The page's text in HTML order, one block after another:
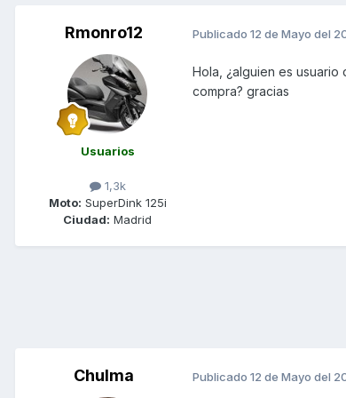
Rmonro12
Usuarios
1,3k
Moto: SuperDink 125i
Ciudad: Madrid
Publicado 12 de Mayo del
Hola, ¿alguien es
compra? gracias
Chulma Publicado 12 de Mayo del